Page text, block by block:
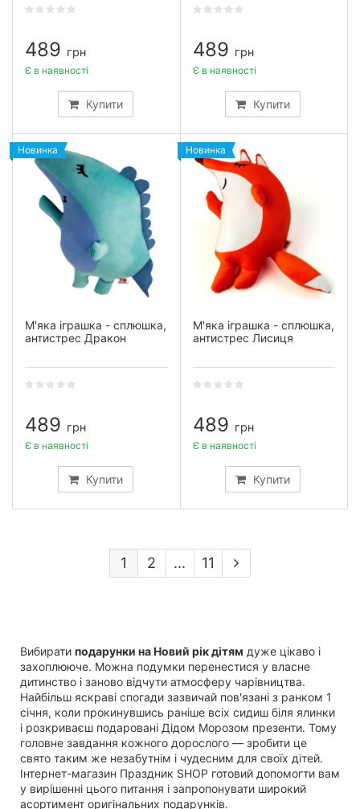
Вибирати подарунки на Новий рік дітям дуже цікаво і
захоплююче. Можна подумки перенестися у власне
дитинство і заново відчути атмосферу чарівництва.
Найбільш яскраві спогади зазвичай пов'язані з ранком 1
січня, коли прокинувшись раніше всіх сидиш біля ялинки
і розкриваєш подаровані Дідом Морозом презенти. Тому
головне завдання кожного дорослого — зробити це
свято таким же незабутнім і чудесним для своїх дітей.
Інтернет-магазин Праздник SHOP готовий допомогти вам
у вирішенні цього питання і запропонувати широкий
асортимент оригінальних подарунків.
489 грн
Купити
Є в наявності
489 грн
Купити
Є в наявності
Новинка
М'яка іграшка - сплюшка,
антистрес Дракон
489 грн
Купити
Є в наявності
Новинка
М'яка іграшка - сплюшка,
антистрес Лисиця
489 грн
Купити
Є в наявності
1 2 ... 11